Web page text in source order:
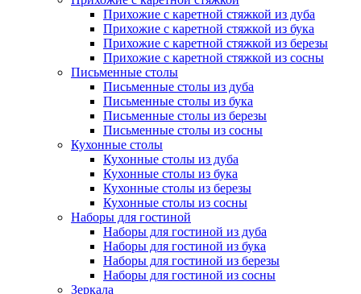
Прихожие с каретной стяжкой из дуба
Прихожие с каретной стяжкой из бука
Прихожие с каретной стяжкой из березы
Прихожие с каретной стяжкой из сосны
Письменные столы
Письменные столы из дуба
Письменные столы из бука
Письменные столы из березы
Письменные столы из сосны
Кухонные столы
Кухонные столы из дуба
Кухонные столы из бука
Кухонные столы из березы
Кухонные столы из сосны
Наборы для гостиной
Наборы для гостиной из дуба
Наборы для гостиной из бука
Наборы для гостиной из березы
Наборы для гостиной из сосны
Зеркала